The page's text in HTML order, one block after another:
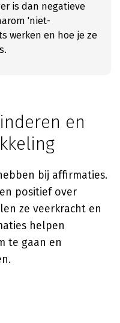
is dan negatieve
'niet-
werken en hoe je ze
en
bij affirmaties.
positief over
ze veerkracht en
helpen
te gaan en